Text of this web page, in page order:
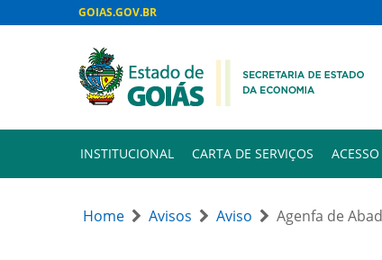
GOIAS.GOV.BR
INSTITUCIONAL CARTA DE SERVIÇOS
Home Avisos Aviso Agenfa de